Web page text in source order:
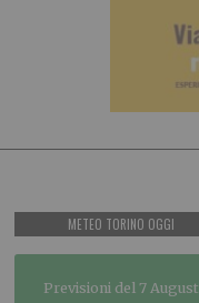
METEO TORINO OGGI
Previsioni del 7 August